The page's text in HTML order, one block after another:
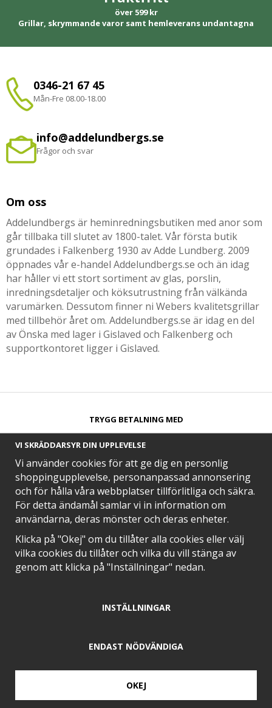
över 599 kr
Grillar, skrymmande varor samt hemleverans undantagna
0346-21 67 45
Mån-Fre 08.00-18.00
info@addelundbergs.se
Frågor och svar
Om oss
Addelundbergs är heminredningsbutiken med anor som
går tillbaka till slutet av 1800-talet. Vår första butik
grundades i Falkenberg 1930 av Adde Lundberg. 2009
öppnades vår e-handel Addelundbergs.se och än idag
har håller vi ett stort sortiment av glas, porslin,
inredningsdetaljer och köksutrustning från välkända
varumärken. Dessutom finner ni Webers kvalitetsgrillar
med tillbehör året om. Addelundbergs.se är idag en del
av Önska med lager i Gislaved och Falkenberg och
supportkontoret ligger i Gislaved.
TRYGG BETALNING MED​
SNABB LEVERANS MED
EN DEL AV
VI SKRÄDDARSYR DIN UPPLEVELSE
Vi använder cookies för att ge dig en personlig
shoppingupplevelse, personanpassad annonsering
och för hålla våra webbplatser tillförlitliga och säkra.
För detta ändamål samlar vi in information om
användarna, deras mönster och deras enheter.
Klicka på "Okej" om du tillåter alla cookies eller välj
vilka cookies du tillåter och vilka du vill stänga av
genom att klicka på "Inställningar" nedan.
INSTÄLLNINGAR
ENDAST NÖDVÄNDIGA
OKEJ